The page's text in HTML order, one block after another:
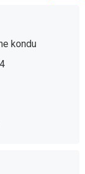
kondu